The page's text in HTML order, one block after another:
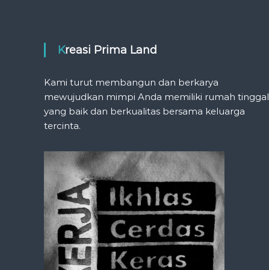
Kreasi Prima Land
Kami turut membangun dan berkarya
mewujudkan mimpi Anda memiliki rumah tinggal
yang baik dan berkualitas bersama keluarga
tercinta.